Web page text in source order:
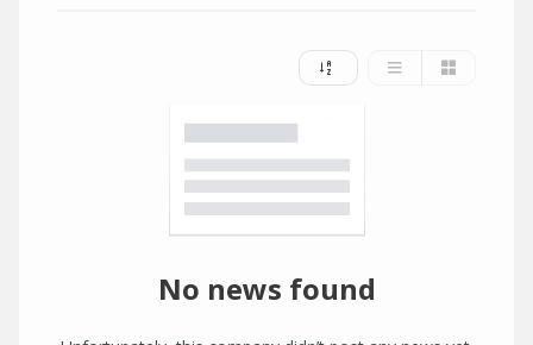
No news found